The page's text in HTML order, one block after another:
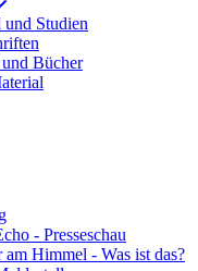
Studien
Bücher
- Presseschau
am Himmel - Was ist das?